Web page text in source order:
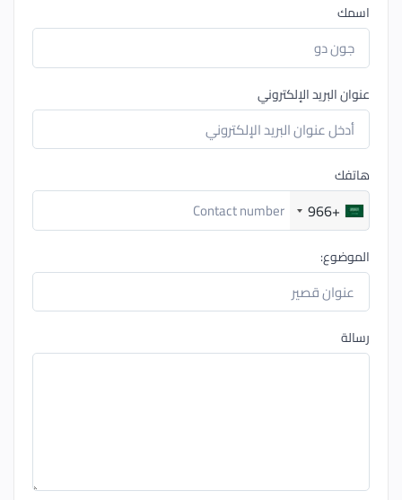
اسمك
عنوان البريد الإلكتروني
هاتفك
+966
الموضوع:
رسالة